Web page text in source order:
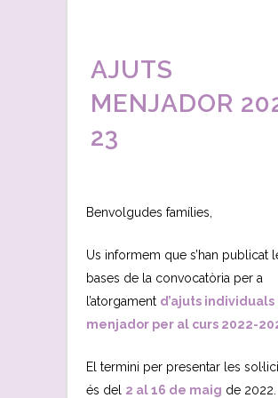
AJUTS
MENJADOR
23
Benvolgudes famílies,
Us informem que s’han publicat
bases de la convocatòria per a
l’atorgament d’ajuts individuals
menjador per al curs 2022-
El termini per presentar les
és del 2 al 16 de maig de 2022.